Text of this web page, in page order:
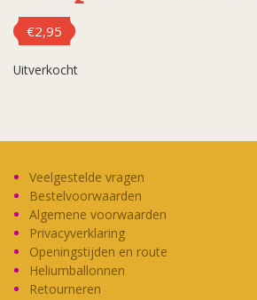
€2,95
Uitverkocht
Veelgestelde vragen
Bestelvoorwaarden
Algemene voorwaarden
Privacyverklaring
Openingstijden en route
Heliumballonnen
Retourneren